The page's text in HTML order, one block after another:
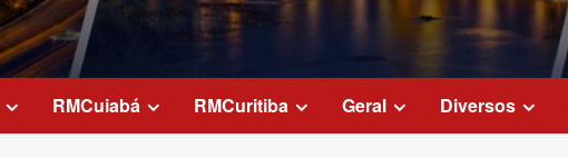
RMCuiabá RMCuritiba Geral Diversos